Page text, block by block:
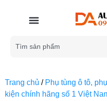
Trang chủ / Phụ tùng ô tô,
kiện chính hãng số 1 Việt